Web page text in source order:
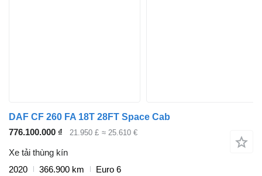
DAF CF 260 FA 18T 28FT Space Cab
776.100.000 ₫
21.950 £ ≈ 25.610 €
Xe tải thùng kín
2020
366.900 km
Euro 6